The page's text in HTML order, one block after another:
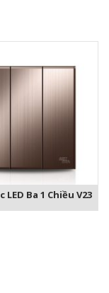
LED Ba 1 Chiều V23